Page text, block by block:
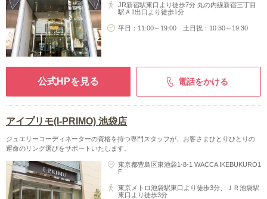
JR新宿駅東口より徒歩7分 丸の内線新宿三丁目
駅Ａ1出口より徒歩1分
平日：11:00～19:00 土日祝：10:30～19:30
公式HPを見る 電話をかける
アイプリモ(I-PRIMO) 池袋店
ジュエリーコーディネーターの資格を持つ専門スタッフが、お客さまひとりひとりの
運命のリング選びをサポートいたします。
東京都豊島区東池袋1-8-1 WACCA IKEBUKURO1
F
東京メトロ池袋駅東口より徒歩3分、ＪＲ池袋駅
東口より徒歩3分